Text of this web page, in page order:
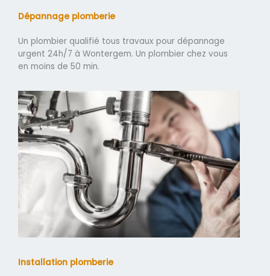
Dépannage plomberie
Un plombier qualifié tous travaux pour dépannage
urgent 24h/7 à Wontergem. Un plombier chez vous
en moins de 50 min.
Installation plomberie